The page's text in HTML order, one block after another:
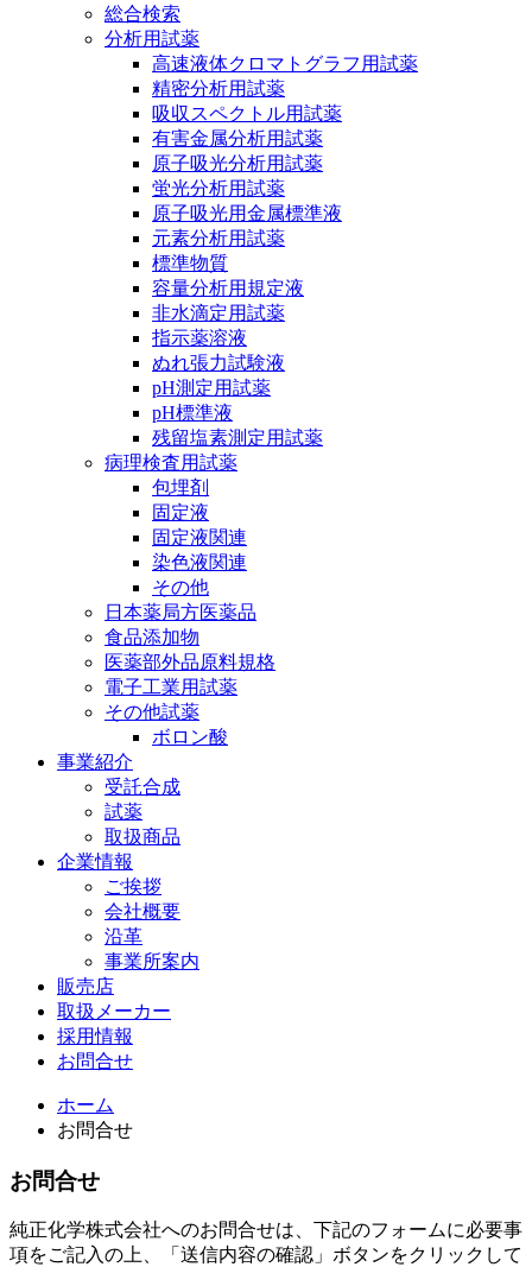
総合検索
分析用試薬
高速液体クロマトグラフ用試薬
精密分析用試薬
吸収スペクトル用試薬
有害金属分析用試薬
原子吸光分析用試薬
蛍光分析用試薬
原子吸光用金属標準液
元素分析用試薬
標準物質
容量分析用規定液
非水滴定用試薬
指示薬溶液
ぬれ張力試験液
pH測定用試薬
pH標準液
残留塩素測定用試薬
病理検査用試薬
包埋剤
固定液
固定液関連
染色液関連
その他
日本薬局方医薬品
食品添加物
医薬部外品原料規格
電子工業用試薬
その他試薬
ボロン酸
事業紹介
受託合成
試薬
取扱商品
企業情報
ご挨拶
会社概要
沿革
事業所案内
販売店
取扱メーカー
採用情報
お問合せ
ホーム
お問合せ
お問合せ
純正化学株式会社へのお問合せは、下記のフォームに必要事
項をご記入の上、「送信内容の確認」ボタンをクリックして